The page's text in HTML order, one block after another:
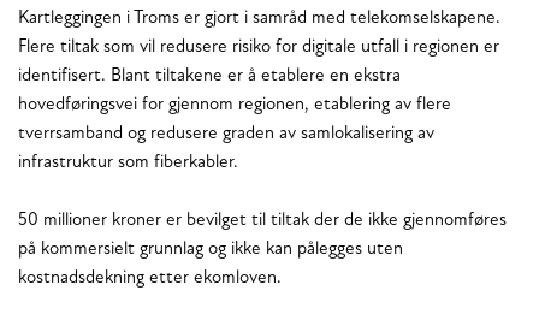
Kartleggingen i Troms er gjort i samråd med telekomselskapene.
Flere tiltak som vil redusere risiko for digitale utfall i regionen er
identifisert. Blant tiltakene er å etablere en ekstra
hovedføringsvei for gjennom regionen, etablering av flere
tverrsamband og redusere graden av samlokalisering av
infrastruktur som fiberkabler.
50 millioner kroner er bevilget til tiltak der de ikke gjennomføres
på kommersielt grunnlag og ikke kan pålegges uten
kostnadsdekning etter ekomloven.